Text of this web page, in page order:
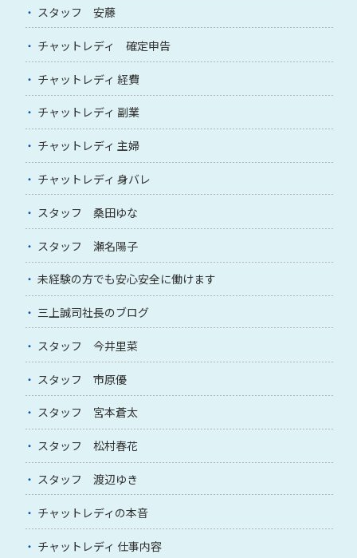
スタッフ 安藤
チャットレディ 確定申告
チャットレディ 経費
チャットレディ 副業
チャットレディ 主婦
チャットレディ 身バレ
スタッフ 桑田ゆな
スタッフ 瀬名陽子
未経験の方でも安心安全に働けます
三上誠司社長のブログ
スタッフ 今井里菜
スタッフ 市原優
スタッフ 宮本蒼太
スタッフ 松村春花
スタッフ 渡辺ゆき
チャットレディの本音
チャットレディ 仕事内容